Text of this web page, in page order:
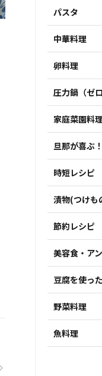
パスタ
中華料理
卵料理
圧力鍋（ゼ
家庭菜園料
旦那が喜ぶ
時短レシピ
漬物(つけも
節約レシピ
美容食・ア
豆腐を使っ
野菜料理
魚料理